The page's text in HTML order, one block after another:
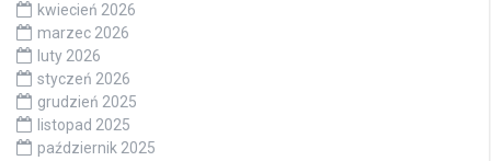
kwiecień 2026
marzec 2026
luty 2026
styczeń 2026
grudzień 2025
listopad 2025
październik 2025